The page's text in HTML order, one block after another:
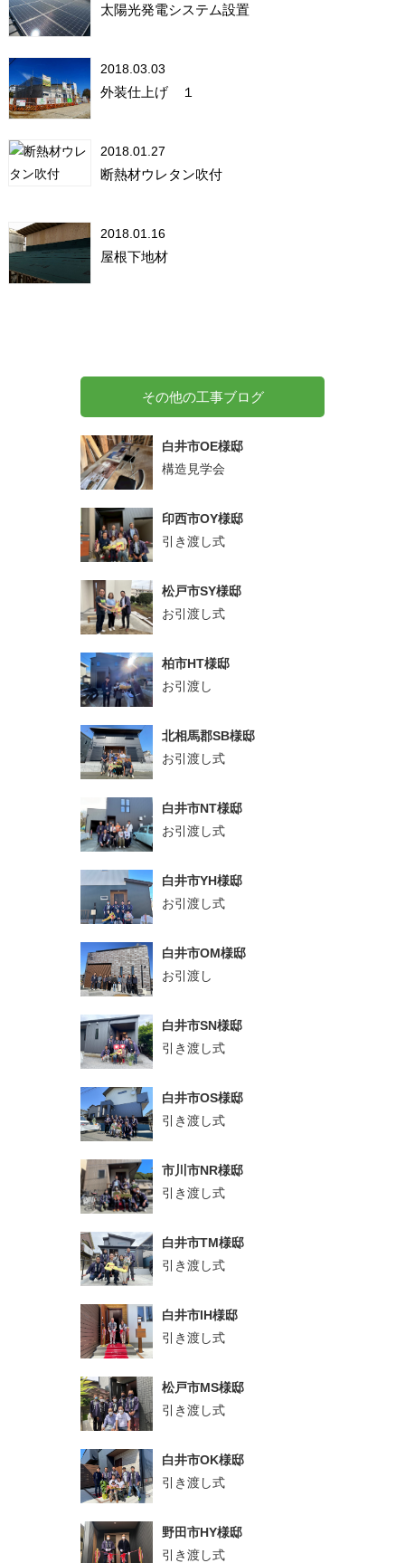
太陽光発電システム設置
2018.03.03
外装仕上げ １
2018.01.27
断熱材ウレタン吹付
2018.01.16
屋根下地材
その他の工事ブログ
白井市OE様邸
構造見学会
印西市OY様邸
引き渡し式
松戸市SY様邸
お引渡し式
柏市HT様邸
お引渡し
北相馬郡SB様邸
お引渡し式
白井市NT様邸
お引渡し式
白井市YH様邸
お引渡し式
白井市OM様邸
お引渡し
白井市SN様邸
引き渡し式
白井市OS様邸
引き渡し式
市川市NR様邸
引き渡し式
白井市TM様邸
引き渡し式
白井市IH様邸
引き渡し式
松戸市MS様邸
引き渡し式
白井市OK様邸
引き渡し式
野田市HY様邸
引き渡し式